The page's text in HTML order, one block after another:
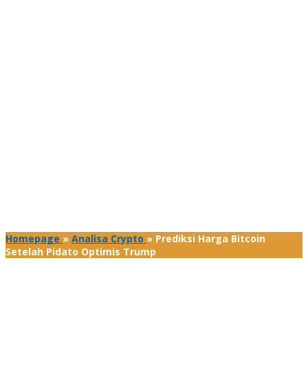
Homepage » Analisa Crypto » Prediksi Harga Bitcoin
Setelah Pidato Optimis Trump